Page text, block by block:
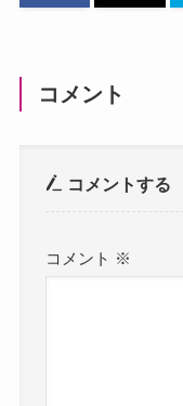
コメント
コメントする
コメント ※